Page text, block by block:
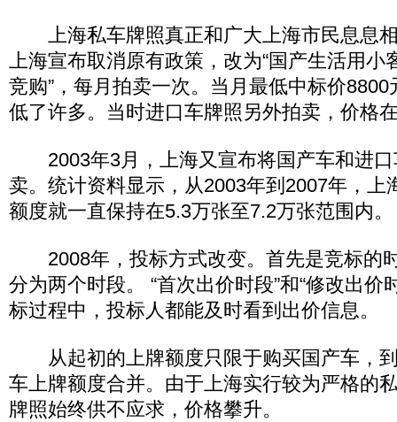
上海私车牌照真正和广大上海市民息息相
上海宣布取消原有政策，改为“国产生活用小
竞购”，每月拍卖一次。当月最低中标价
低了许多。当时进口车牌照另外拍卖，价格
2003年3月，上海又宣布将国产车和进口
卖。统计资料显示，从2003年到2007年，上
额度就一直保持在5.3万张至7.2万张范围内。
2008年，投标方式改变。首先是竞标的
分为两个时段。 “首次出价时段”和“修改出价
标过程中，投标人都能及时看到出价信息。
从起初的上牌额度只限于购买国产车，
车上牌额度合并。由于上海实行较为严格的
牌照始终供不应求，价格攀升。